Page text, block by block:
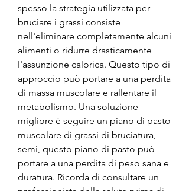
spesso la strategia utilizzata per
bruciare i grassi consiste
nell'eliminare completamente alcuni
alimenti o ridurre drasticamente
l'assunzione calorica. Questo tipo di
approccio può portare a una perdita
di massa muscolare e rallentare il
metabolismo. Una soluzione
migliore è seguire un piano di pasto
muscolare di grassi di bruciatura,
semi, questo piano di pasto può
portare a una perdita di peso sana e
duratura. Ricorda di consultare un